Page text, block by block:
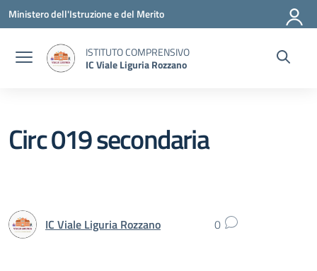
Vai ai contenuti
Vai al menu di navigazione
Vai al footer
Ministero dell'Istruzione e del Merito
ISTITUTO COMPRENSIVO
IC Viale Liguria Rozzano
Circ 019 secondaria
IC Viale Liguria Rozzano 0